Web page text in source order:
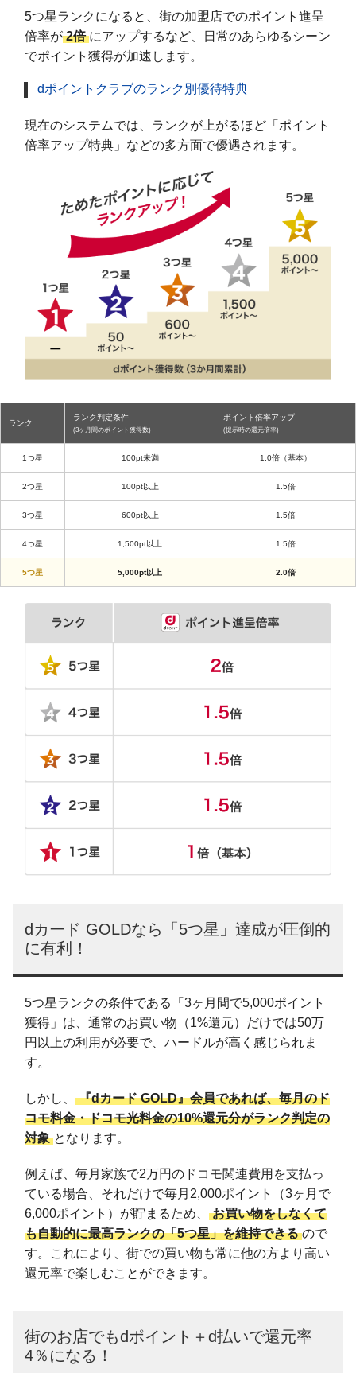
5つ星ランクになると、街の加盟店でのポイント進呈
倍率が 2倍 にアップするなど、日常のあらゆるシーン
でポイント獲得が加速します。
dポイントクラブのランク別優待特典
現在のシステムでは、ランクが上がるほど「ポイント
倍率アップ特典」などの多方面で優遇されます。
ランク
ランク判定条件
(3ヶ月間のポイント獲得数)
ポイント倍率アップ
(提示時の還元倍率)
1つ星 100pt未満 1.0倍（基本）
2つ星 100pt以上 1.5倍
3つ星 600pt以上 1.5倍
4つ星 1,500pt以上 1.5倍
5つ星 5,000pt以上 2.0倍
dカード GOLDなら「5つ星」達成が圧倒的
に有利！
5つ星ランクの条件である「3ヶ月間で5,000ポイント
獲得」は、通常のお買い物（1%還元）だけでは50万
円以上の利用が必要で、ハードルが高く感じられま
す。
しかし、 『dカード GOLD』会員であれば、毎月のド
コモ料金・ドコモ光料金の10%還元分がランク判定の
対象 となります。
例えば、毎月家族で2万円のドコモ関連費用を支払っ
ている場合、それだけで毎月2,000ポイント（3ヶ月で
6,000ポイント）が貯まるため、 お買い物をしなくて
も自動的に最高ランクの「5つ星」を維持できる ので
す。これにより、街での買い物も常に他の方より高い
還元率で楽しむことができます。
街のお店でもdポイント＋d払いで還元率
4％になる！